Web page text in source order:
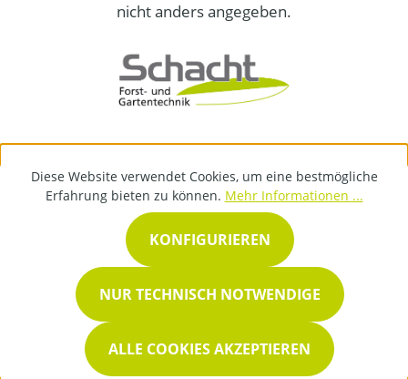
nicht anders angegeben.
Diese Website verwendet Cookies, um eine bestmögliche
Erfahrung bieten zu können. Mehr Informationen ...
NUR TECHNISCH NOTWENDIGE
KONFIGURIEREN
ALLE COOKIES AKZEPTIEREN